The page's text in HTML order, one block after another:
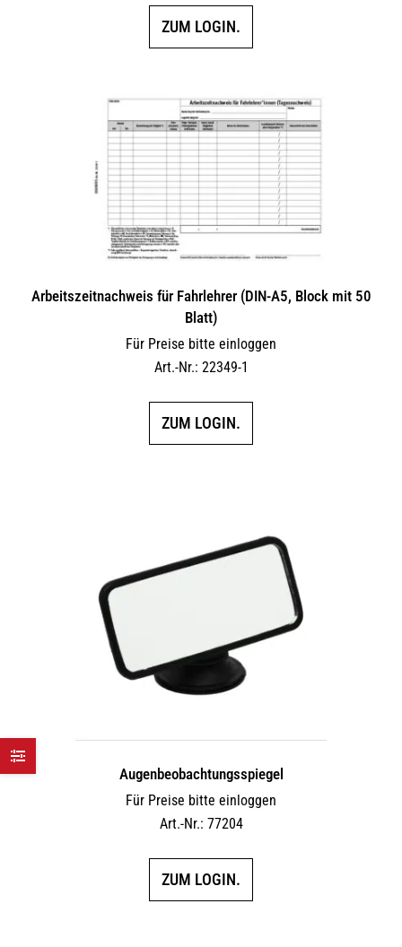
ZUM LOGIN.
Arbeitszeitnachweis für Fahrlehrer (DIN-A5, Block mit 50
Blatt)
Für Preise bitte einloggen
Art.-Nr.: 22349-1
ZUM LOGIN.
Augen­beobach­tungs­spiegel
Für Preise bitte einloggen
Art.-Nr.: 77204
ZUM LOGIN.